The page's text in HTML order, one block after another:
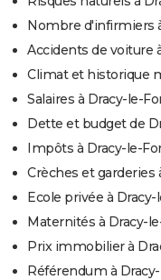
Nombre d'infirmiers
Accidents de voiture
Climat et historique
Salaires à Dracy-le-
Dette et budget de
Impôts à Dracy-le-
Crèches et garderies
Ecole privée à
Maternités à Dracy-
Prix immobilier à
Référendum à